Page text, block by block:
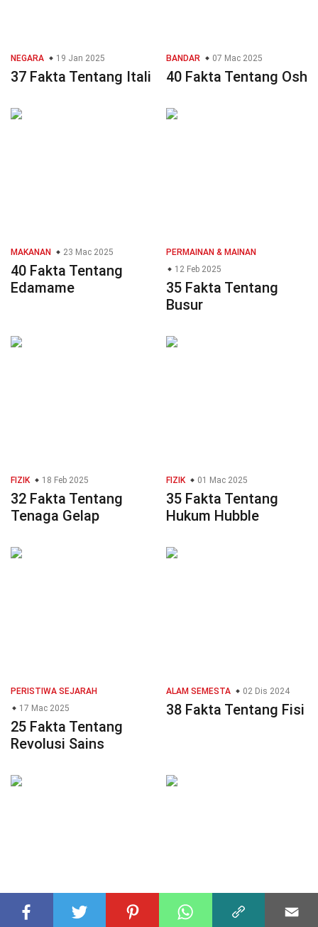
NEGARA 19 Jan 2025
37 Fakta Tentang Itali
BANDAR 07 Mac 2025
40 Fakta Tentang Osh
MAKANAN 23 Mac 2025
40 Fakta Tentang
Edamame
PERMAINAN & MAINAN
12 Feb 2025
35 Fakta Tentang
Busur
FIZIK 18 Feb 2025
32 Fakta Tentang
Tenaga Gelap
FIZIK 01 Mac 2025
35 Fakta Tentang
Hukum Hubble
PERISTIWA SEJARAH
17 Mac 2025
25 Fakta Tentang
Revolusi Sains
ALAM SEMESTA 02 Dis 2024
38 Fakta Tentang Fisi
MERCU TANDA 01 Dis 2024 BANDAR 01 Dis 2024